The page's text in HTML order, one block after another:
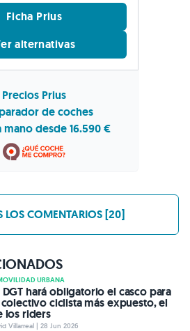
Ficha Prius
alternativas
Precios Prius
de coches
mano desde 16.590 €
LOS COMENTARIOS [20]
URBANA
DGT hará obligatorio el casco para
ciclista más expuesto, el
los riders
Villarreal | 28 Jun 2026